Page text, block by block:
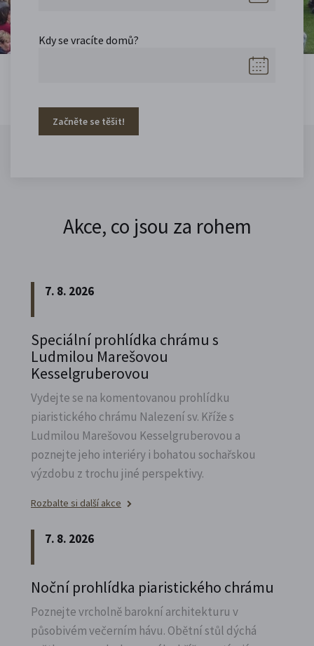
Kdy se vracíte domů?
Začněte se těšit!
Akce, co jsou za rohem
7. 8. 2026
Speciální prohlídka chrámu s
Ludmilou Marešovou
Kesselgruberovou
Vydejte se na komentovanou prohlídku
piaristického chrámu Nalezení sv. Kříže s
Ludmilou Marešovou Kesselgruberovou a
poznejte jeho interiéry i bohatou sochařskou
výzdobu z trochu jiné perspektivy.
Rozbalte si další akce
7. 8. 2026
Noční prohlídka piaristického chrámu
Poznejte vrcholně barokní architekturu v
působivém večerním hávu. Obětní stůl dýchá